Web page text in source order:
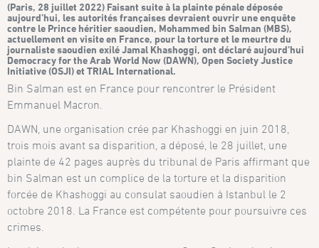
(Paris, 28 juillet 2022) Faisant suite à la plainte pénale déposée
aujourd’hui, les autorités françaises devraient ouvrir une enquête
contre le Prince héritier saoudien, Mohammed bin Salman (MBS),
actuellement en visite en France, pour la torture et le meurtre du
journaliste saoudien exilé Jamal Khashoggi, ont déclaré aujourd’hui
Democracy for the Arab World Now (DAWN), Open Society Justice
Initiative (OSJI) et TRIAL International.
Bin Salman est en France pour rencontrer le Président
Emmanuel Macron.
DAWN, une organisation crée par Khashoggi en juin 2018,
trois mois avant sa disparition, a déposé, le 28 juillet, une
plainte de 42 pages auprès du tribunal de Paris affirmant que
bin Salman est un complice de la torture et la disparition
forcée de Khashoggi au consulat saoudien à Istanbul le 2
octobre 2018. La France est compétente pour poursuivre ces
crimes.